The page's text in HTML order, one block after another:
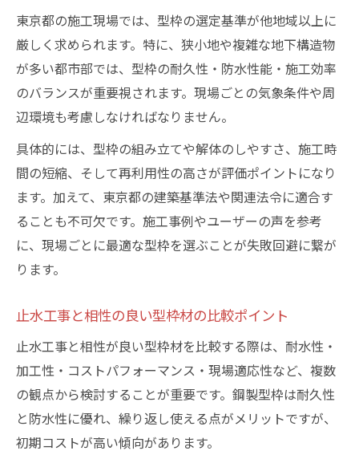
東京都の施工現場では、型枠の選定基準が他地域以上に
厳しく求められます。特に、狭小地や複雑な地下構造物
が多い都市部では、型枠の耐久性・防水性能・施工効率
のバランスが重要視されます。現場ごとの気象条件や周
辺環境も考慮しなければなりません。
具体的には、型枠の組み立てや解体のしやすさ、施工時
間の短縮、そして再利用性の高さが評価ポイントになり
ます。加えて、東京都の建築基準法や関連法令に適合す
ることも不可欠です。施工事例やユーザーの声を参考
に、現場ごとに最適な型枠を選ぶことが失敗回避に繋が
ります。
止水工事と相性の良い型枠材の比較ポイント
止水工事と相性が良い型枠材を比較する際は、耐水性・
加工性・コストパフォーマンス・現場適応性など、複数
の観点から検討することが重要です。鋼製型枠は耐久性
と防水性に優れ、繰り返し使える点がメリットですが、
初期コストが高い傾向があります。